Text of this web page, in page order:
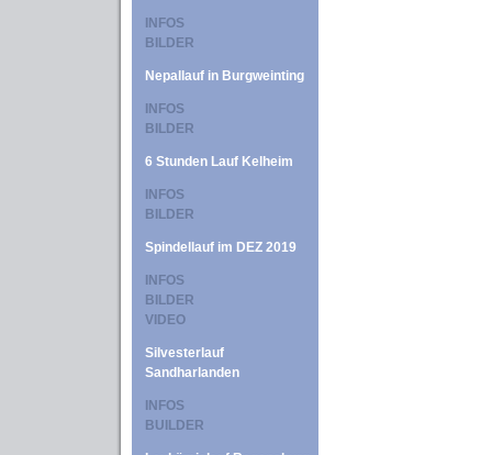
INFOS
BILDER
Nepallauf in Burgweinting
INFOS
BILDER
6 Stunden Lauf Kelheim
INFOS
BILDER
Spindellauf im DEZ 2019
INFOS
BILDER
VIDEO
Silvesterlauf
Sandharlanden
INFOS
BUILDER